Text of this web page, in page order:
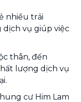
nhiều trải
dịch vụ giúp việc
thân, đến
lượng dịch vụ
cư Him Lam